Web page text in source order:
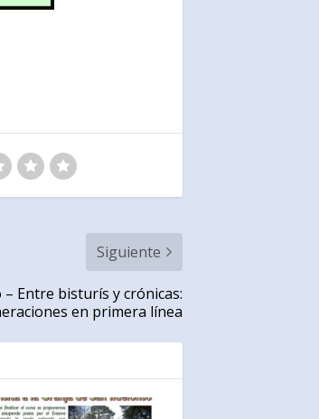
Siguiente
– Entre bisturís y crónicas:
en primera línea